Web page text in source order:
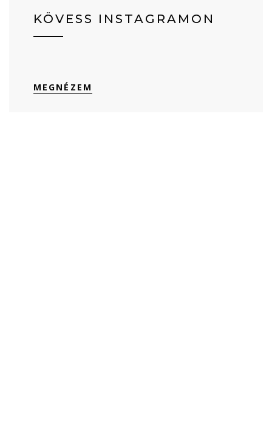
KÖVESS INSTAGRAMON
MEGNÉZEM